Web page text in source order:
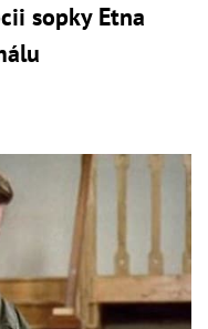
sopky Etna